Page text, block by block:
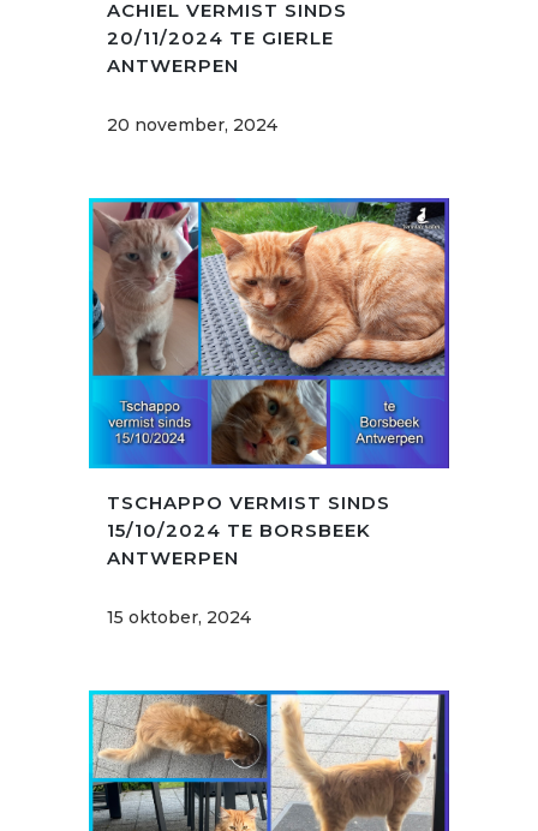
ACHIEL VERMIST SINDS
20/11/2024 TE GIERLE
ANTWERPEN
20 november, 2024
TSCHAPPO VERMIST SINDS
15/10/2024 TE BORSBEEK
ANTWERPEN
15 oktober, 2024